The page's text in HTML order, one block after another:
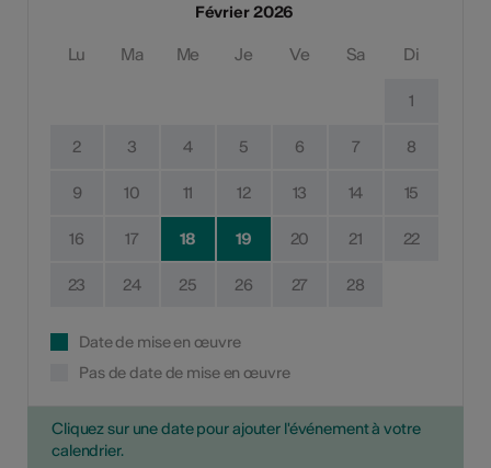
Février 2026
Lu Ma Me Je Ve Sa Di
1
2 3 4 5 6 7 8
9 10 11 12 13 14 15
16 17 18 19 20 21 22
23 24 25 26 27 28
Date de mise en œuvre
Pas de date de mise en œuvre
Cliquez sur une date pour ajouter l'événement à votre
calendrier.